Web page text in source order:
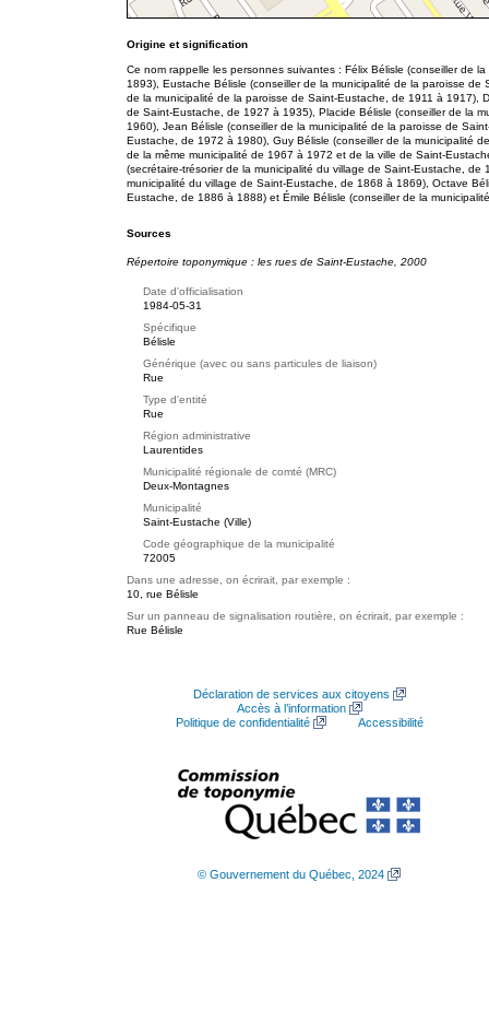
Origine et signification
Ce nom rappelle les personnes suivantes : Félix Bélisle (conseiller de
1893), Eustache Bélisle (conseiller de la municipalité de la paroisse
de la municipalité de la paroisse de Saint-Eustache, de 1911 à 1917),
de Saint-Eustache, de 1927 à 1935), Placide Bélisle (conseiller de la
1960), Jean Bélisle (conseiller de la municipalité de la paroisse de
Eustache, de 1972 à 1980), Guy Bélisle (conseiller de la municipalité
de la même municipalité de 1967 à 1972 et de la ville de Saint-
(secrétaire-trésorier de la municipalité du village de Saint-Eustache,
municipalité du village de Saint-Eustache, de 1868 à 1869), Octave
Eustache, de 1886 à 1888) et Émile Bélisle (conseiller de la
Sources
Répertoire toponymique : les rues de Saint-Eustache, 2000
Date d'officialisation
1984-05-31
Spécifique
Bélisle
Générique (avec ou sans particules de liaison)
Rue
Type d'entité
Rue
Région administrative
Laurentides
Municipalité régionale de comté (MRC)
Deux-Montagnes
Municipalité
Saint-Eustache (Ville)
Code géographique de la municipalité
72005
Dans une adresse, on écrirait, par exemple :
10, rue Bélisle
Sur un panneau de signalisation routière, on écrirait, par exemple :
Rue Bélisle
Déclaration de services aux citoyens
Accès à l’information
Politique de confidentialité
Accessibilité
© Gouvernement du Québec, 2024